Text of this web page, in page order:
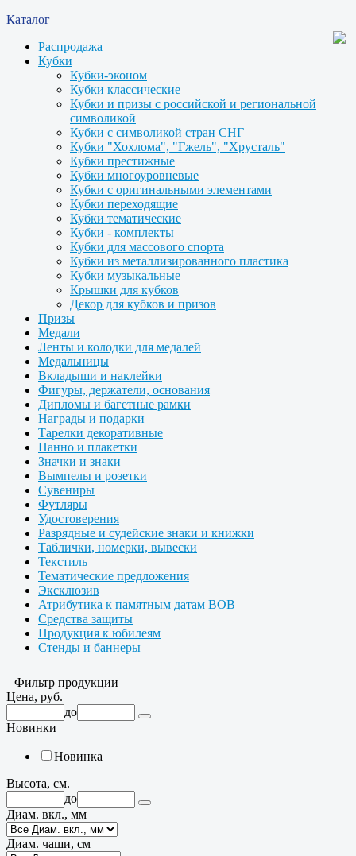
Каталог
Распродажа
Кубки
Кубки-эконом
Кубки классические
Кубки и призы с российской и региональной
символикой
Кубки с символикой стран СНГ
Кубки "Хохлома", "Гжель", "Хрусталь"
Кубки престижные
Кубки многоуровневые
Кубки с оригинальными элементами
Кубки переходящие
Кубки тематические
Кубки - комплекты
Кубки для массового спорта
Кубки из металлизированного пластика
Кубки музыкальные
Крышки для кубков
Декор для кубков и призов
Призы
Медали
Ленты и колодки для медалей
Медальницы
Вкладыши и наклейки
Фигуры, держатели, основания
Дипломы и багетные рамки
Награды и подарки
Тарелки декоративные
Панно и плакетки
Значки и знаки
Вымпелы и розетки
Сувениры
Футляры
Удостоверения
Разрядные и судейские знаки и книжки
Таблички, номерки, вывески
Текстиль
Тематические предложения
Эксклюзив
Атрибутика к памятным датам ВОВ
Средства защиты
Продукция к юбилеям
Стенды и баннеры
Фильтр продукции
Цена, руб.
до
Новинки
Новинка
Высота, см.
до
Диам. вкл., мм
Диам. чаши, см